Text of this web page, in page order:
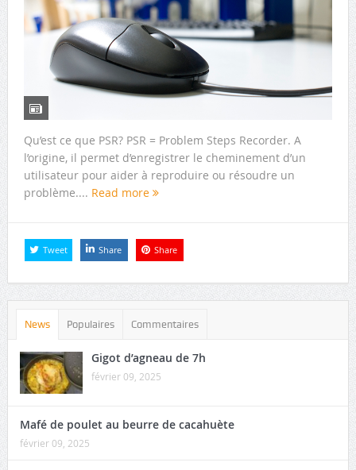
Qu’est ce que PSR? PSR = Problem Steps Recorder. A
l’origine, il permet d’enregistrer le cheminement d’un
utilisateur pour aider à reproduire ou résoudre un
problème.... Read more
Tweet Share Share
News Populaires Commentaires
Gigot d’agneau de 7h
février 09, 2025
Mafé de poulet au beurre de cacahuète
février 09, 2025